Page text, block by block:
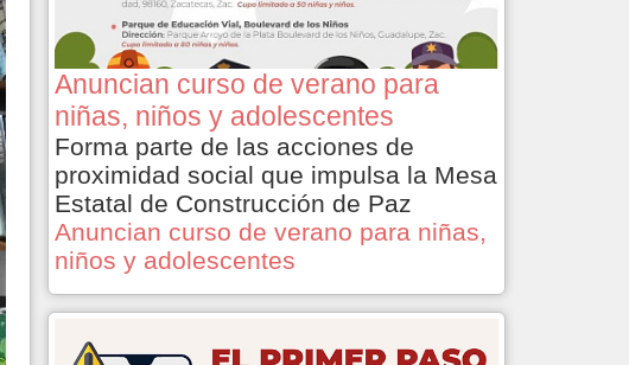
Anuncian curso de verano para
niñas, niños y adolescentes
Forma parte de las acciones de
proximidad social que impulsa la Mesa
Estatal de Construcción de Paz
Anuncian curso de verano para niñas,
niños y adolescentes